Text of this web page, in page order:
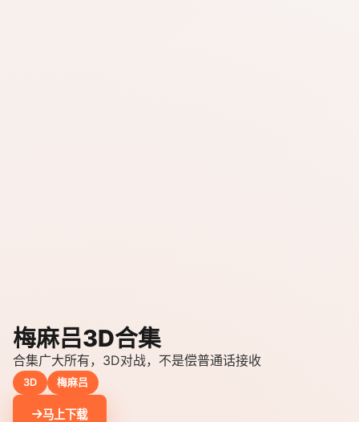
梅麻吕3D合集
合集广大所有，3D对战，不是偿普通话接收
3D 梅麻吕
马上下载